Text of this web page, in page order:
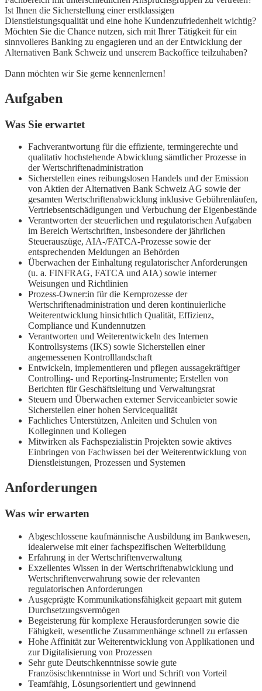
Ist Ihnen die Sicherstellung einer erstklassigen
Dienstleistungsqualität und eine hohe Kundenzufriedenheit wichtig?
Möchten Sie die Chance nutzen, sich mit Ihrer Tätigkeit für ein
sinnvolleres Banking zu engagieren und an der Entwicklung der
Alternativen Bank Schweiz und unserem Backoffice teilzuhaben?
Dann möchten wir Sie gerne kennenlernen!
Aufgaben
Was Sie erwartet
Fachverantwortung für die effiziente, termingerechte und
qualitativ hochstehende Abwicklung sämtlicher Prozesse in
der Wertschriftenadministration
Sicherstellen eines reibungslosen Handels und der Emission
von Aktien der Alternativen Bank Schweiz AG sowie der
gesamten Wertschriftenabwicklung inklusive Gebührenläufen,
Vertriebsentschädigungen und Verbuchung der Eigenbestände
Verantworten der steuerlichen und regulatorischen Aufgaben
im Bereich Wertschriften, insbesondere der jährlichen
Steuerauszüge, AIA-/FATCA-Prozesse sowie der
entsprechenden Meldungen an Behörden
Überwachen der Einhaltung regulatorischer Anforderungen
(u. a. FINFRAG, FATCA und AIA) sowie interner
Weisungen und Richtlinien
Prozess-Owner:in für die Kernprozesse der
Wertschriftenadministration und deren kontinuierliche
Weiterentwicklung hinsichtlich Qualität, Effizienz,
Compliance und Kundennutzen
Verantworten und Weiterentwickeln des Internen
Kontrollsystems (IKS) sowie Sicherstellen einer
angemessenen Kontrolllandschaft
Entwickeln, implementieren und pflegen aussagekräftiger
Controlling- und Reporting-Instrumente; Erstellen von
Berichten für Geschäftsleitung und Verwaltungsrat
Steuern und Überwachen externer Serviceanbieter sowie
Sicherstellen einer hohen Servicequalität
Fachliches Unterstützen, Anleiten und Schulen von
Kolleginnen und Kollegen
Mitwirken als Fachspezialist:in Projekten sowie aktives
Einbringen von Fachwissen bei der Weiterentwicklung von
Dienstleistungen, Prozessen und Systemen
Anforderungen
Was wir erwarten
Abgeschlossene kaufmännische Ausbildung im Bankwesen,
idealerweise mit einer fachspezifischen Weiterbildung
Erfahrung in der Wertschriftenverwaltung
Exzellentes Wissen in der Wertschriftenabwicklung und
Wertschriftenverwahrung sowie der relevanten
regulatorischen Anforderungen
Ausgeprägte Kommunikationsfähigkeit gepaart mit gutem
Durchsetzungsvermögen
Begeisterung für komplexe Herausforderungen sowie die
Fähigkeit, wesentliche Zusammenhänge schnell zu erfassen
Hohe Affinität zur Weiterentwicklung von Applikationen und
zur Digitalisierung von Prozessen
Sehr gute Deutschkenntnisse sowie gute
Französischkenntnisse in Wort und Schrift von Vorteil
Teamfähig, Lösungsorientiert und gewinnend